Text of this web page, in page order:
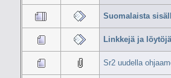
Suomalaista
Linkkejä ja löytöjä
Sr2 uudella